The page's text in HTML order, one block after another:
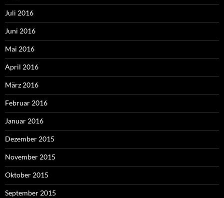
Juli 2016
Juni 2016
Mai 2016
April 2016
März 2016
Februar 2016
Januar 2016
Dezember 2015
November 2015
Oktober 2015
September 2015